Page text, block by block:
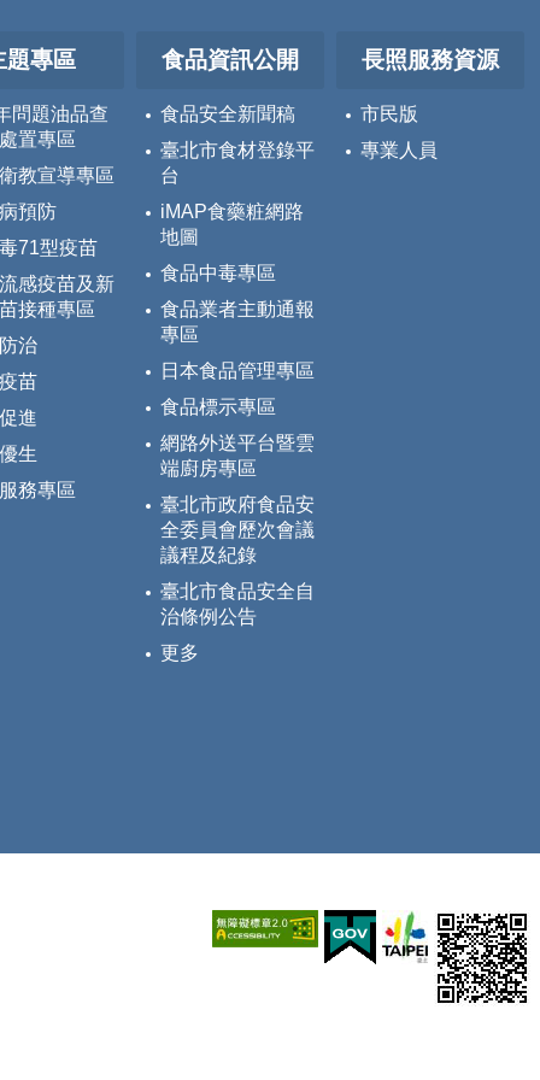
題專區
問題油品查
置專區
教宣導專區
預防
71型疫苗
感疫苗及新
接種專區
治
苗
進
生
務專區
食品資訊公開
食品安全新聞稿
臺北市食材登錄平
台
iMAP食藥粧網路
地圖
食品中毒專區
食品業者主動通報
專區
日本食品管理專區
食品標示專區
網路外送平台暨雲
端廚房專區
臺北市政府食品安
全委員會歷次會議
議程及紀錄
臺北市食品安全自
治條例公告
更多
長照服務資源
市民版
專業人員